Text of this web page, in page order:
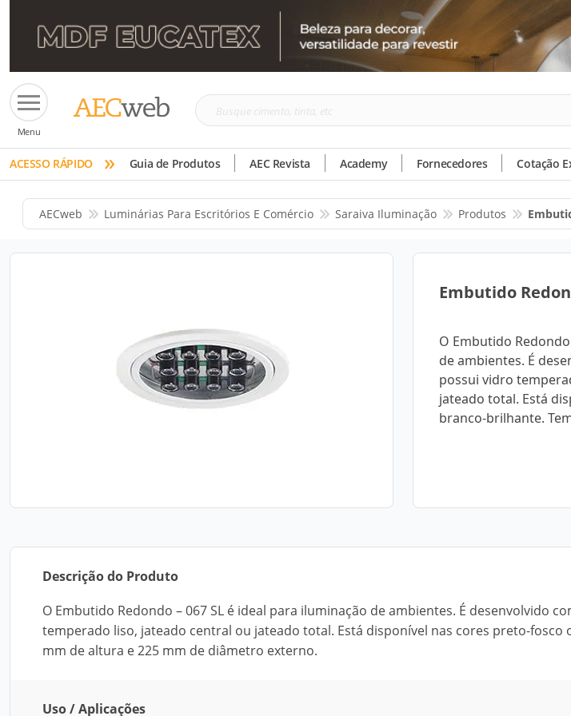
Menu
Busque
tinta,
etc
ACESSO RÁPIDO » Guia de Produtos AEC Revista Academy Fornecedores Cotação
AECweb Luminárias Para Escritórios E Comércio Saraiva Iluminação Produtos
Embutido
O Embutido
de ambientes. É
possui vidro
jateado total. Está
branco-brilhante.
Descrição do Produto
O Embutido Redondo – 067 SL é ideal para iluminação de ambientes. É desenvolvido
temperado liso, jateado central ou jateado total. Está disponível nas cores preto-fosco
mm de altura e 225 mm de diâmetro externo.
Uso / Aplicações